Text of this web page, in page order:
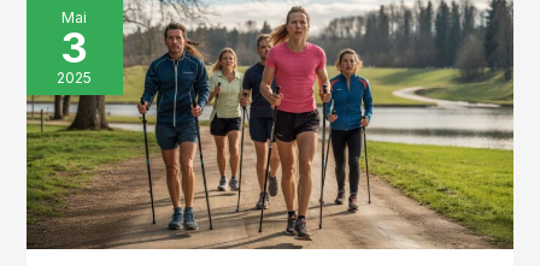
Mai
3
2025
Technique
de
marche
nordique
:
maîtrisez-
la
en